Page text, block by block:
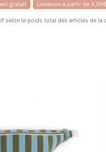
gratuit Livraison à partir de
selon le poids total des articles de la